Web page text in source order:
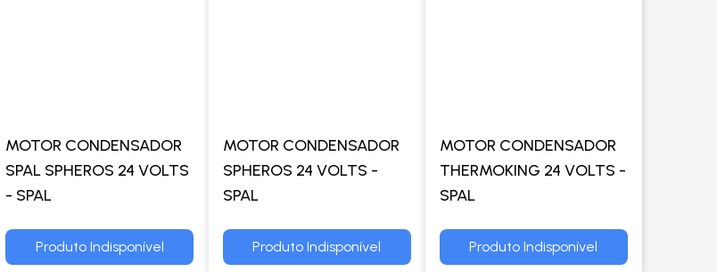
MOTOR CONDENSADOR
SPAL SPHEROS 24 VOLTS
- SPAL
Produto Indisponível
MOTOR CONDENSADOR
SPHEROS 24 VOLTS -
SPAL
Produto Indisponível
MOTOR CONDENSADOR
THERMOKING 24 VOLTS -
SPAL
Produto Indisponível